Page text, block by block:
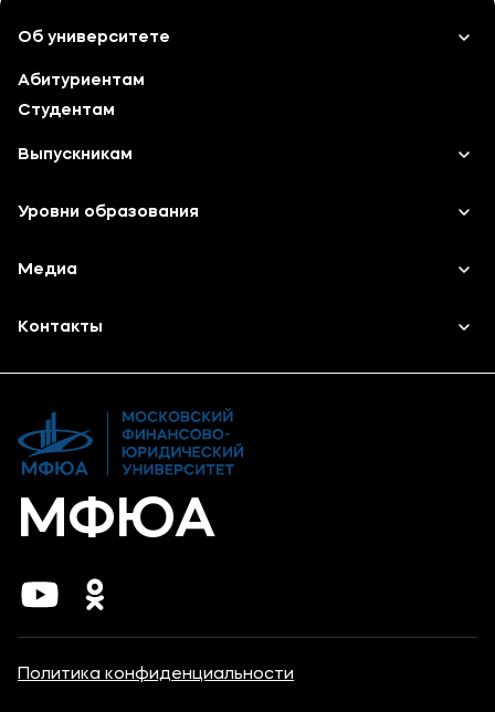
Об университете
Лицензии и документы
Абитуриентам
Студентам
Выпускникам
Карьера
Уровни образования
Среднее профессиональное образование
Медиа
Объявления
Контакты
Банковские реквизиты
МФЮА
Политика конфиденциальности